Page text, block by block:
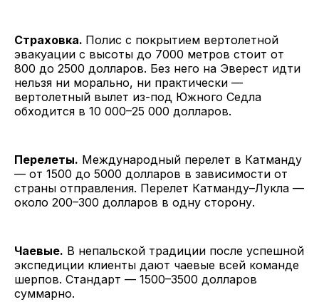
Страховка. Полис с покрытием вертолетной
эвакуации с высоты до 7000 метров стоит от
800 до 2500 долларов. Без него на Эверест идти
нельзя ни морально, ни практически —
вертолетный вылет из-под Южного Седла
обходится в 10 000–25 000 долларов.
Перелеты. Международный перелет в Катманду
— от 1500 до 5000 долларов в зависимости от
страны отправления. Перелет Катманду–Лукла —
около 200–300 долларов в одну сторону.
Чаевые. В непальской традиции после успешной
экспедиции клиенты дают чаевые всей команде
шерпов. Стандарт — 1500–3500 долларов
суммарно.